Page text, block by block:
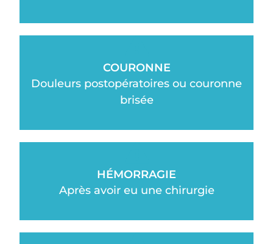
COURONNE
Douleurs postopératoires ou couronne
brisée
HÉMORRAGIE
Après avoir eu une chirurgie